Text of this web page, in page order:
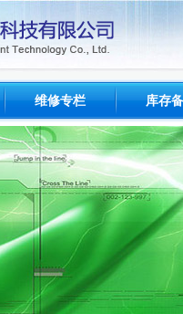
维修专栏
维修简介
维修范围
维修周期
测试设备
流程及收费标准
库存
西门子
FANUC
其他品